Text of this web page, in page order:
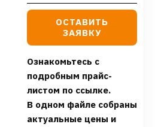
ОСТАВИТЬ
ЗАЯВКУ
Ознакомьтесь с
подробным прайс-
листом по ссылке.
В одном файле собраны
актуальные цены и